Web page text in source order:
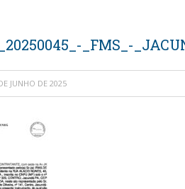
_FMS_-
JUNHO DE 2025